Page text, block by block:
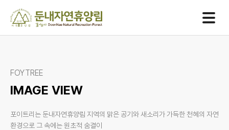
FOYTREE
IMAGE VIEW
포이트리는 둔내자연휴양림 지역의 맑은 공기와 새소리가 가득한 천혜의 자연
환경으로 그 속에는 원초적 숨결이